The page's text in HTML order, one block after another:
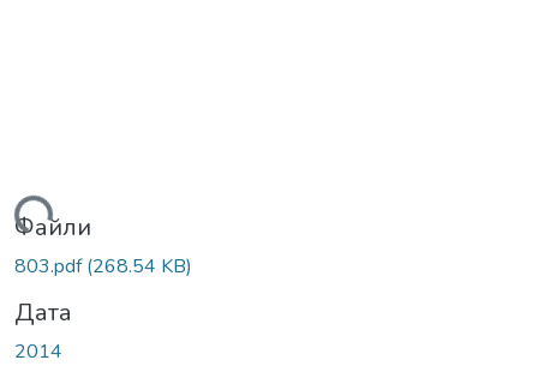
Файли
803.pdf(268.54 KB)
Дата
2014